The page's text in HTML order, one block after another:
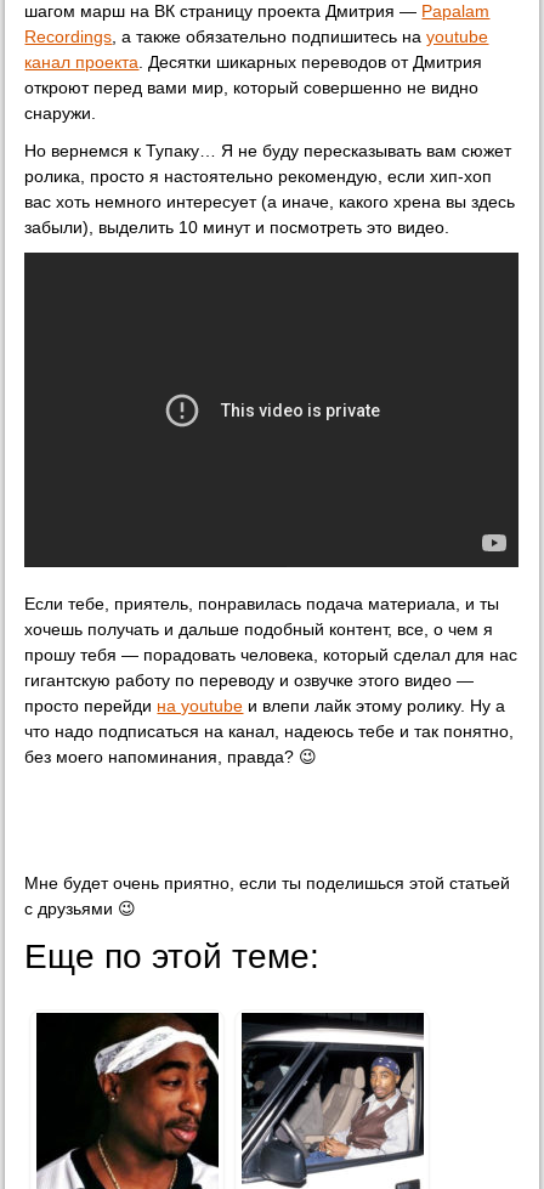
шагом марш на ВК страницу проекта Дмитрия — Papalam
Recordings, а также обязательно подпишитесь наyoutube
канал проекта. Десятки шикарных переводов от Дмитрия
откроют перед вами мир, который совершенно не видно
снаружи.
Но вернемся к Тупаку… Я не буду пересказывать вам сюжет
ролика, просто я настоятельно рекомендую, если хип-хоп
вас хоть немного интересует (а иначе, какого хрена вы здесь
забыли), выделить 10 минут и посмотреть это видео.
Если тебе, приятель, понравилась подача материала, и ты
хочешь получать и дальше подобный контент, все, о чем я
прошу тебя — порадовать человека, который сделал для нас
гигантскую работу по переводу и озвучке этого видео —
просто перейди на youtube и влепи лайк этому ролику. Ну а
что надо подписаться на канал, надеюсь тебе и так понятно,
без моего напоминания, правда? 😉
Мне будет очень приятно, если ты поделишься этой статьей
с друзьями 😉
Еще по этой теме: